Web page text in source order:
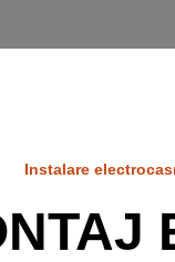
Instalare